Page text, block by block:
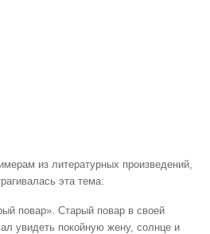
из литературных произведений,
эта тема:
повар». Старый повар в своей
увидеть покойную жену, солнце и